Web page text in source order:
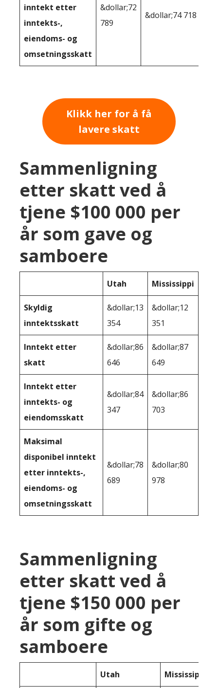
inntekt etter
inntekts-,
eiendoms- og
omsetningsskatt
&dollar;72
789
&dollar;74 718
Klikk her for å få
lavere skatt
Sammenligning
etter skatt ved å
tjene $100 000 per
år som gave og
samboere
Utah Mississippi
Skyldig
inntektsskatt
&dollar;13
354
&dollar;12
351
Inntekt etter
skatt
&dollar;86
646
&dollar;87
649
Inntekt etter
inntekts- og
eiendomsskatt
&dollar;84
347
&dollar;86
703
Maksimal
disponibel inntekt
etter inntekts-,
eiendoms- og
omsetningsskatt
&dollar;78
689
&dollar;80
978
Sammenligning
etter skatt ved å
tjene $150 000 per
år som gifte og
samboere
Utah Mississippi